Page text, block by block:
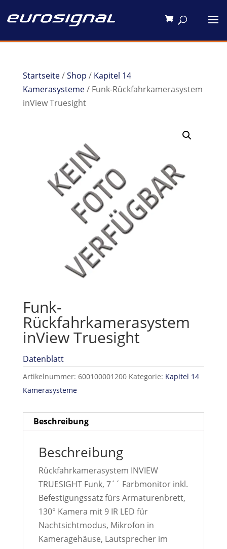
Startseite/Shop / Kapitel 14
Kamerasysteme/ Funk-Rückfahrkamerasystem
inView Truesight
Funk-
Rückfahrkamerasystem
inView Truesight
Datenblatt
Artikelnummer: 600100001200 Kategorie: Kapitel 14
Kamerasysteme
Beschreibung
Beschreibung
Rückfahrkamerasystem INVIEW
TRUESIGHT Funk, 7´´ Farbmonitor inkl.
Befestigungssatz fürs Armaturenbrett,
130° Kamera mit 9 IR LED für
Nachtsichtmodus, Mikrofon in
Kameragehäuse, Lautsprecher im